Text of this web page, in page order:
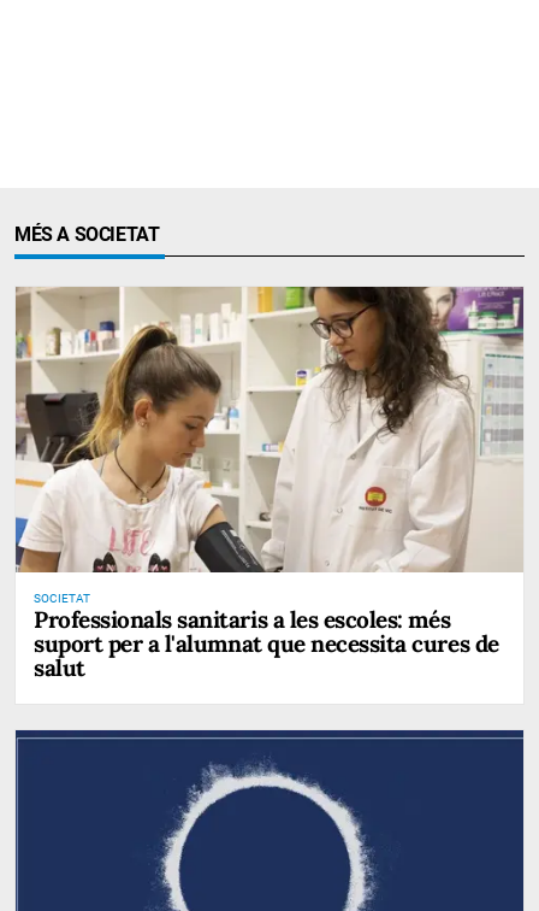
MÉS A SOCIETAT
SOCIETAT
Professionals sanitaris a les escoles: més
suport per a l'alumnat que necessita cures de
salut